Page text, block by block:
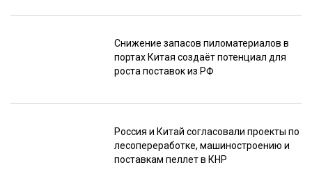
Снижение запасов пиломатериалов в
портах Китая создаёт потенциал для
роста поставок из РФ
Россия и Китай согласовали проекты по
лесопереработке, машиностроению и
поставкам пеллет в КНР